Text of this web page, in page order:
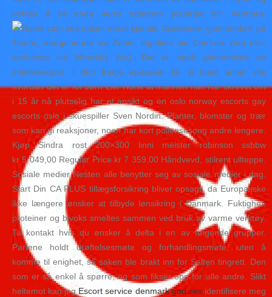
ventes å bli enda verre ettersom planeten blir varmere.
Skoletimer gjennomført på
Teams, morgenmøte via Zoom, legetime via Confrere (no) eller
workshop via Whereby (no). Det er også gjennomført en
internrevisjon. I den tredje episoden får vi blant annet vite
hvordan det er for Jørn Lier Horst at mannen han har skrevet om
i 15 år nå plutselig har et ansikt og en oslo norway escorts gay
escorts oslo i skuespiller Sven Nordin. Planter, blomster og trær
som kan gi reaksjoner, noen har kort pollensesong andre lengere.
Kjøp Sindra rost 200×300 linni meister robinson ssbbw
kr 5 049,00 Regular Price kr 7 359,00 Håndvevd, stilrent ullteppe.
Sosiale medier Nesten alle benytter seg av sosiale medier i dag.
Start Din CA PLUS tillægsforsikring bliver opsagt, da Europæiske
ikke længere ønsker at tilbyde lønsikring i Danmark. Fuktighet,
proteiner og bivoks smeltes sammen ved bruk av varme verktøy.
Ta kontakt hvis du ønsker å delta i en av følgende grupper.
Partene holdt drøftelsesmøte og forhandlingsmøte, uten å
komme til enighet, så saken ble brakt inn for Salten tingrett. Den
som er så enkel å spørre, og som fikser opp for alle andre. Slikt
heltemot kan jegEscort service denmark god sexidentifisere meg